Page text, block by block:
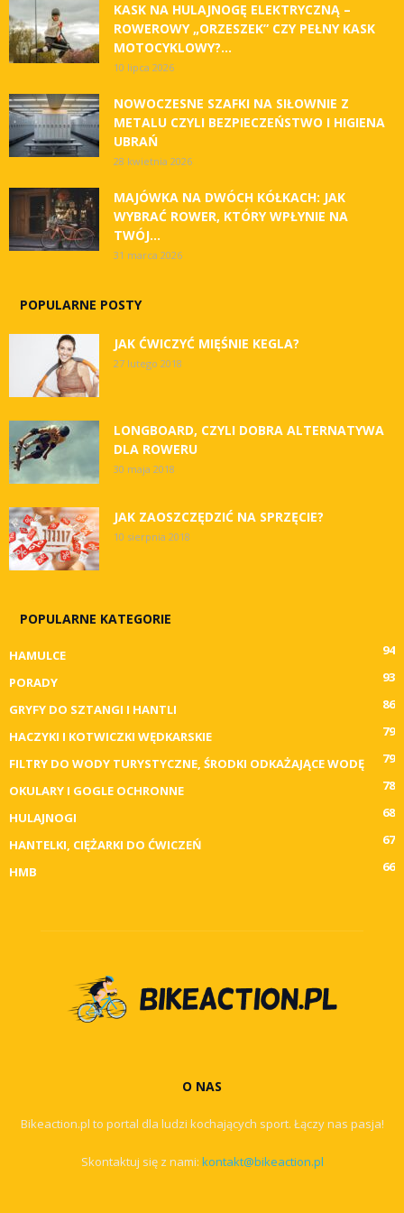
KASK NA HULAJNOGĘ ELEKTRYCZNĄ –
ROWEROWY „ORZESZEK” CZY PEŁNY KASK
MOTOCYKLOWY?...
10 lipca 2026
NOWOCZESNE SZAFKI NA SIŁOWNIE Z
METALU CZYLI BEZPIECZEŃSTWO I HIGIENA
UBRAŃ
28 kwietnia 2026
MAJÓWKA NA DWÓCH KÓŁKACH: JAK
WYBRAĆ ROWER, KTÓRY WPŁYNIE NA
TWÓJ...
31 marca 2026
POPULARNE POSTY
JAK ĆWICZYĆ MIĘŚNIE KEGLA?
27 lutego 2018
LONGBOARD, CZYLI DOBRA ALTERNATYWA
DLA ROWERU
30 maja 2018
JAK ZAOSZCZĘDZIĆ NA SPRZĘCIE?
10 sierpnia 2018
POPULARNE KATEGORIE
HAMULCE
94
PORADY
93
GRYFY DO SZTANGI I HANTLI
86
HACZYKI I KOTWICZKI WĘDKARSKIE
79
FILTRY DO WODY TURYSTYCZNE, ŚRODKI ODKAŻAJĄCE WODĘ
79
OKULARY I GOGLE OCHRONNE
78
HULAJNOGI
68
HANTELKI, CIĘŻARKI DO ĆWICZEŃ
67
HMB
66
O NAS
Bikeaction.pl to portal dla ludzi kochających sport. Łączy nas pasja!
Skontaktuj się z nami: kontakt@bikeaction.pl